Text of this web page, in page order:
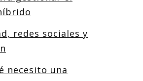
redes sociales y
necesito una